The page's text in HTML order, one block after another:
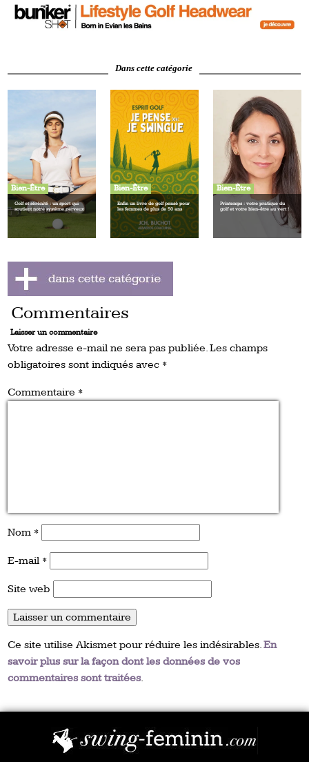
Dans cette catégorie
Bien-Être
Golf et sérénité : un sport qui
soutient notre système nerveux
Bien-Être
Enfin un livre de golf pensé pour
les femmes de plus de 50 ans
Bien-Être
Printemps : votre pratique du
golf et votre bien-être au vert !
Commentaires
Laisser un commentaire
Votre adresse e-mail ne sera pas publiée.Les champs
obligatoires sont indiqués avec *
Commentaire *
Nom *
E-mail *
Site web
Ce site utilise Akismet pour réduire les indésirables.En
savoir plus sur la façon dont les données de vos
commentaires sont traitées.